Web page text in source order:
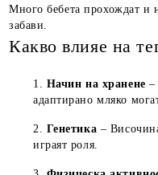
Много бебета прохождат и
забави.
Какво влияе на
Начин на хранене –
адаптирано мляко
Генетика –
играят роля.